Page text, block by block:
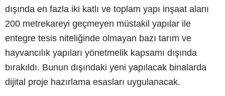
dışında en fazla iki katlı ve toplam yapı inşaat alanı
200 metrekareyi geçmeyen müstakil yapılar ile
entegre tesis niteliğinde olmayan bazı tarım ve
hayvancılık yapıları yönetmelik kapsamı dışında
bırakıldı. Bunun dışındaki yeni yapılacak binalarda
dijital proje hazırlama esasları uygulanacak.